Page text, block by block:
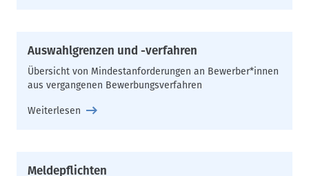
Auswahlgrenzen und -verfahren
Übersicht von Mindestanforderungen an Bewerber*innen
aus vergangenen Bewerbungsverfahren
Weiterlesen
Meldepflichten